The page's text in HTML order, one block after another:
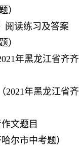
）
阅读练习及答案
）
年黑龙江省齐齐
2021年黑龙江省齐
文题目
尔市中考题）